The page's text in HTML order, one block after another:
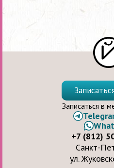
Записаться в
+7 (812)
Санкт-
ул.